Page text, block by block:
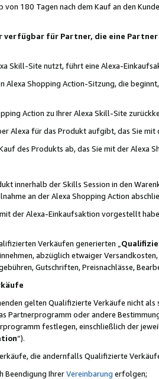
180 Tagen nach dem Kauf an den
verfügbar für Partner, die eine
Skill-Site nutzt, führt eine Alexa-
Shopping Action-Sitzung, die
Action zu Ihrer Alexa Skill-Site
Alexa für das Produkt aufgibt, das Sie mit
des Produkts ab, das Sie mit der Alexa
innerhalb der Skills Session in den
an der Alexa Shopping Action
der Alexa-Einkaufsaktion vorgestellt
Verkäufen generierten „
abzüglich etwaiger
Gutschriften, Preisnachlässe,
gelten Qualifizierte Verkäufe nicht
Partnerprogramm oder andere
festlegen, einschließlich der
“).
die andernfalls Qualifizierte
Beendigung IhrerVereinbarung erfolgen;